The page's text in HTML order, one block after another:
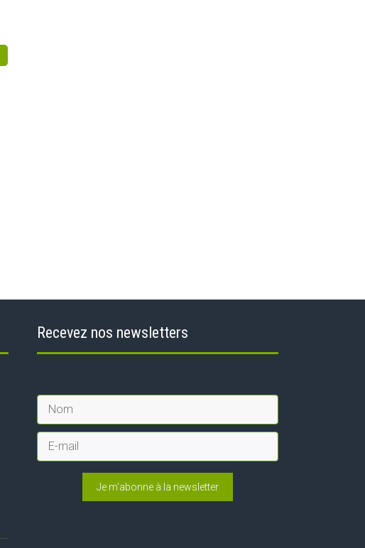
Recevez nos newsletters
Je m'abonne à la newsletter